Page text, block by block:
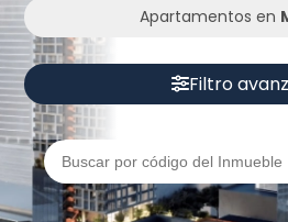
Apartamentos en
Filtro